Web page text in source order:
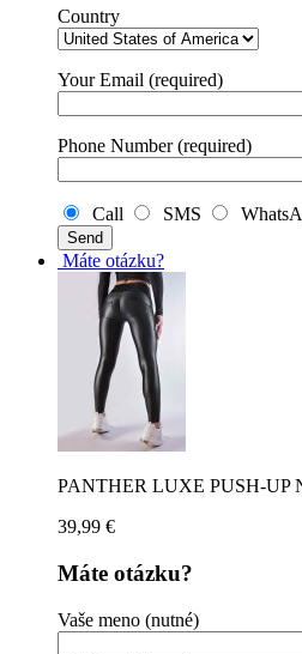
Country
Your Email (required)
Phone Number (required)
Call SMS
Máte otázku?
PANTHER LUXE PUSH-UP
39,99 €
Máte otázku?
Vaše meno (nutné)